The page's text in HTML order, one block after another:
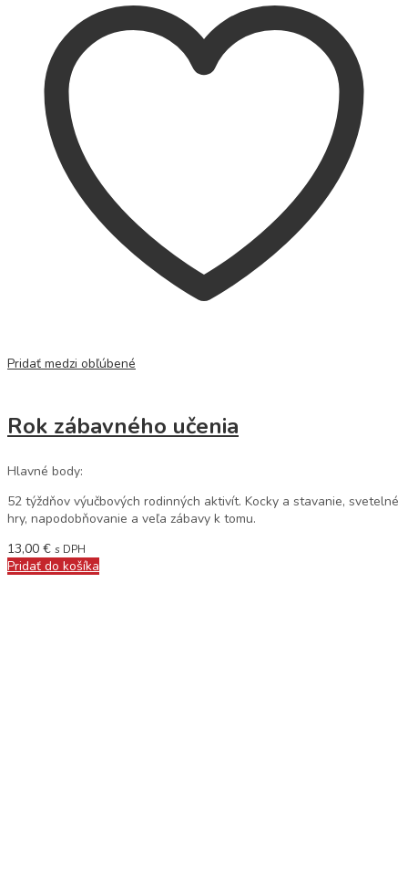
Pridať medzi obľúbené
Rok zábavného učenia
Hlavné body:
52 týždňov výučbových rodinných aktivít. Kocky a stavanie, svetelné
hry, napodobňovanie a veľa zábavy k tomu.
13,00 € s DPH
Pridať do košíka